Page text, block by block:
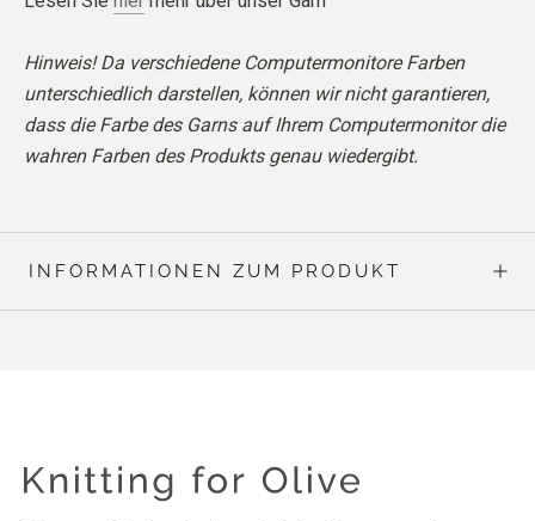
Hinweis! Da verschiedene Computermonitore Farben
unterschiedlich darstellen, können wir nicht garantieren,
dass die Farbe des Garns auf Ihrem Computermonitor die
wahren Farben des Produkts genau wiedergibt.
INFORMATIONEN ZUM PRODUKT